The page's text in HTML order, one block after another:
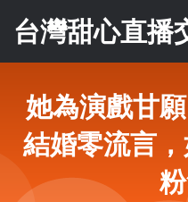
台灣甜心直播
她為演戲甘
結婚零流言